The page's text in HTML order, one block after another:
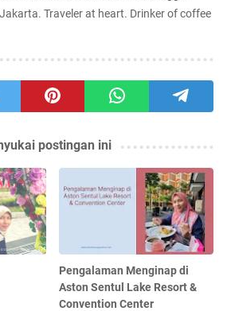
Jakarta. Traveler at heart. Drinker of coffee
postingan ini
Pengalaman Menginap di
Aston Sentul Lake Resort &
Convention Center